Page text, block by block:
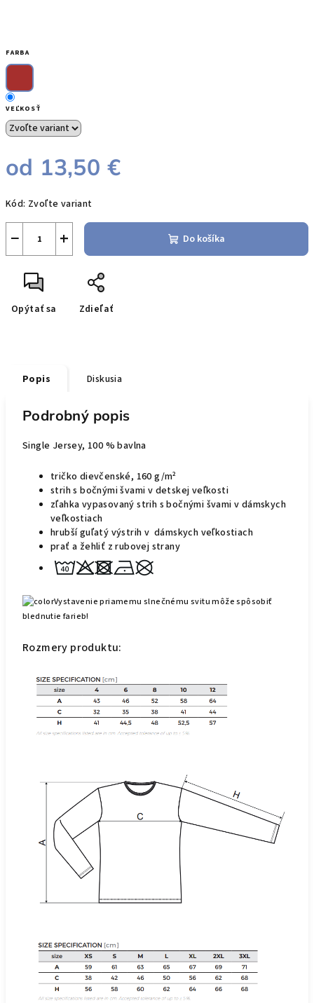
FARBA
VEĽKOSŤ
od 13,50 €
cena:
Kód: Zvoľte variant
+
− Do košíka
Opýtať sa Zdieľať
Popis Diskusia
Podrobný popis
Single Jersey, 100 % bavlna
tričko dievčenské, 160 g/m²
strih s bočnými švami v detskej veľkosti
zľahka vypasovaný strih s bočnými švami v dámskych
veľkostiach
hrubší guľatý výstrih v dámskych veľkostiach
prať a žehliť z rubovej strany
Vystavenie priamemu slnečnému svitu môže spôsobiť
blednutie farieb!
Rozmery produktu: